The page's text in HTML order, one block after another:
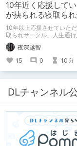
10年近く応援して
が抉られる寝取ら
めるサークル
10年以上応援させていた
取られサークル、人生通行
新作がとても良かったので
心に、このサークルのゲー
たくて、記事を書かせてい
キミノオモイからずっと好
ファンとしての記事にど
微修正）
夜深越智
15
0 10 分
DLチャンネル